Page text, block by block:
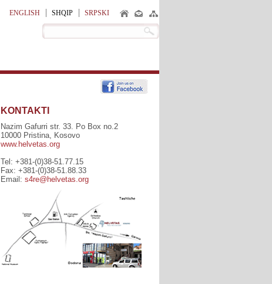
ENGLISH SHQIP SRPSKI
KONTAKTI
Nazim Gafurri str. 33. Po Box no.2
10000 Pristina, Kosovo
www.helvetas.org
Tel: +381-(0)38-51.77.15
Fax: +381-(0)38-51.88.33
Email: s4re@helvetas.org